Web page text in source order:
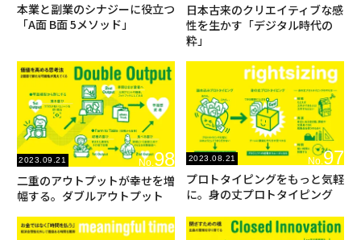
本業と副業のシナジーに役立つ
「A面 B面 5メソッド」
日本古来のクリエイティブな感
性を生かす「デジタル時代の
粋」
2023.09.21 No. 98
二重のアウトプットが幸せを増
幅する。ダブルアウトプット
2023.08.21 No.97
プロトタイピングをもっと気軽
に。身の丈プロトタイピング